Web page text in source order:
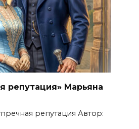
репутация» Марьяна
репутация Автор: